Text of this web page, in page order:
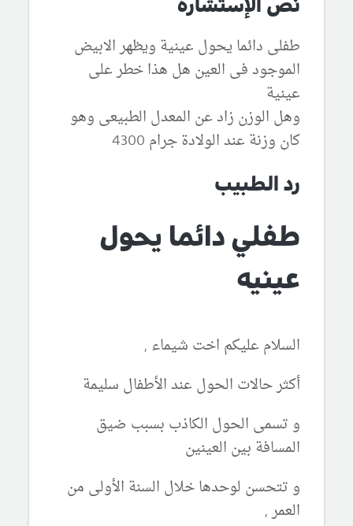
نص الإستشارة
طفلى دائما يحول عينية ويظهر الابيض
الموجود فى العين هل هذا خطر على
عينية
وهل الوزن زاد عن المعدل الطبيعى وهو
كان وزنة عند الولادة جرام 4300
رد الطبيب
طفلي دائما يحول
عينيه
السلام عليكم اخت شيماء ,
أكثر حالات الحول عند الأطفال سليمة
و تسمى الحول الكاذب بسبب ضيق
المسافة بين العينين
و تتحسن لوحدها خلال السنة الأولى من
العمر ,